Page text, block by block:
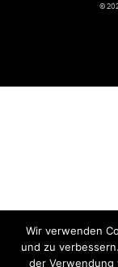
©
Wir verwenden
und zu
der Verwendung